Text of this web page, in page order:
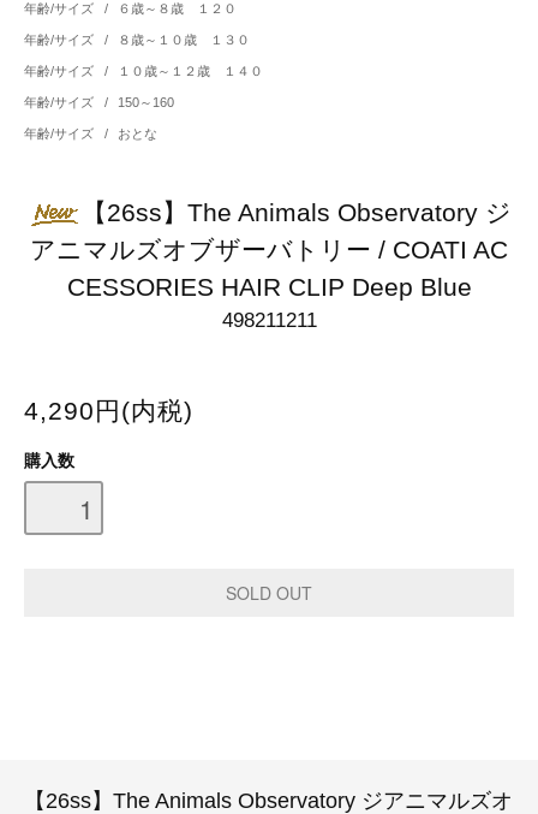
年齢/サイズ / ６歳～８歳 １２０
年齢/サイズ / ８歳～１０歳 １３０
年齢/サイズ / １０歳～１２歳 １４０
年齢/サイズ / 150～160
年齢/サイズ / おとな
【26ss】The Animals Observatory ジ
アニマルズオブザーバトリー / COATI AC
CESSORIES HAIR CLIP Deep Blue
498211211
4,290円(内税)
購入数
【26ss】The Animals Observatory ジアニマルズオ